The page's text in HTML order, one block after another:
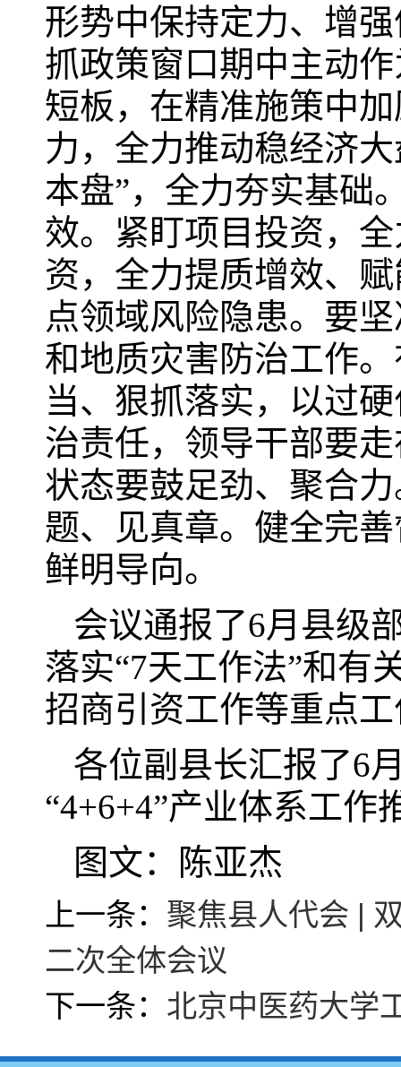
形势中保持定力、增
抓政策窗口期中主动
短板，在精准施策中
力，全力推动稳经济
本盘”，全力夯实基础
效。紧盯项目投资，
资，全力提质增效、
点领域风险隐患。要
和地质灾害防治工作
当、狠抓落实，以过
治责任，领导干部要
状态要鼓足劲、聚合
题、见真章。健全完
鲜明导向。
会议通报了6月县级
落实“7天工作法”和有
招商引资工作等重点
各位副县长汇报了6
“4+6+4”产业体系工
图文：陈亚杰
上一条： 聚焦县人代会 |
二次全体会议
下一条： 北京中医药大学